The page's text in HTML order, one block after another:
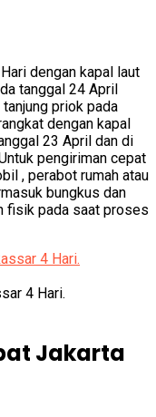
dengan kapal laut
tanggal 24 April
priok pada
dengan kapal
23 April dan di
pengiriman cepat
, perabot rumah atau
bungkus dan
fisik pada saat proses
4 Hari.
Jakarta